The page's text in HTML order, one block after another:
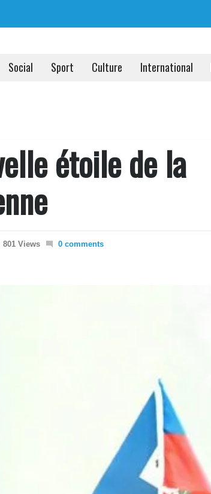
Social Sport Culture International
étoile de la
801 Views 0 comments